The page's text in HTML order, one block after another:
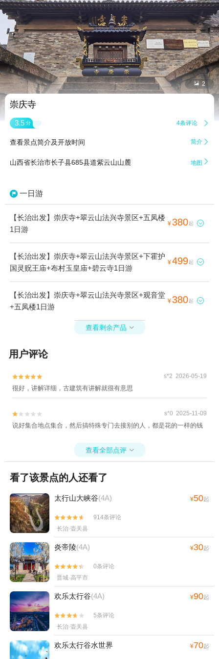
 2
崇庆寺
3.5 分 4条评论 
查看景点简介及开放时间 简介 
山西省长治市长子县685县道紫云山山麓 地图 
一日游
【长治出发】崇庆寺+翠云山法兴寺景区+五凤楼
1日游
¥380起 
【长治出发】崇庆寺+翠云山法兴寺景区+下霍护
国灵贶王庙+布村玉皇庙+碧云寺1日游
¥499起 
【长治出发】崇庆寺+翠云山法兴寺景区+观音堂
+五凤楼1日游
¥380起 
查看剩余产品 
用户评论

 s*2 2026-05-19
很好，讲解详细，古建筑有讲解就很有意思

 s*0 2025-11-09
说好集合地点集合，然后搞特殊专门去接别的人，都是花的一样的钱
查看全部点评 
看了该景点的人还看了
太行山大峡谷(4A) ¥50起


914条评论
长治·壶关县
炎帝陵(4A) ¥30起


0条评论
晋城·高平市
欢乐太行谷(4A) ¥90起


5条评论
长治·壶关县
欢乐太行谷水世界 ¥70起
